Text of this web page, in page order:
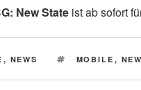
New State ist ab sofort
, NEWS TAGS
MOBILE ,